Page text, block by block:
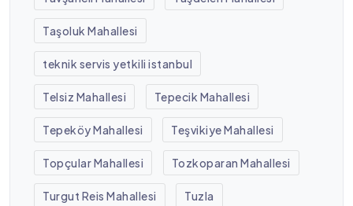
Taşoluk Mahallesi
teknik servis yetkili istanbul
Telsiz Mahallesi Tepecik Mahallesi
Tepeköy Mahallesi Teşvikiye Mahallesi
Topçular Mahallesi Tozkoparan Mahallesi
Turgut Reis Mahallesi Tuzla